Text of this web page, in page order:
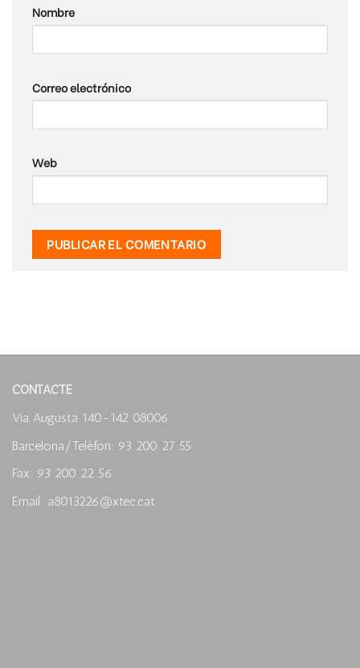
Nombre
Correo electrónico
Web
CONTACTE
Via Augusta 140-142 08006
Barcelona/Telèfon: 93 200 27 55
Fax: 93 200 22 56
Email: a8013226@xtec.cat